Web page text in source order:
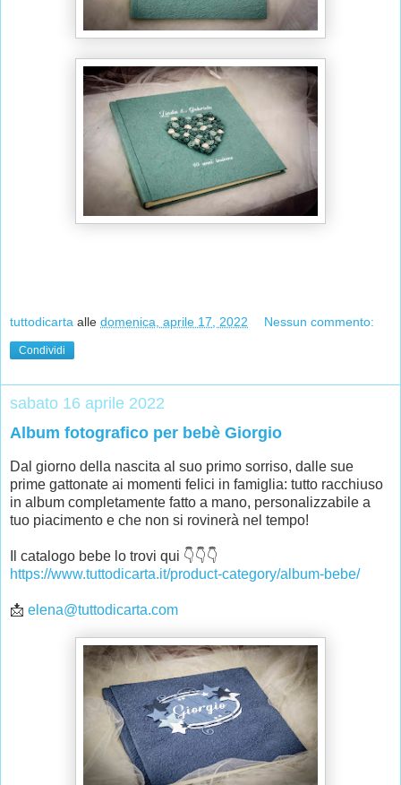
tuttodicarta alle domenica, aprile 17, 2022 Nessun commento:
Condividi
sabato 16 aprile 2022
Album fotografico per bebè Giorgio
Dal giorno della nascita al suo primo sorriso, dalle sue
prime gattonate ai momenti felici in famiglia: tutto racchiuso
in album completamente fatto a mano, personalizzabile a
tuo piacimento e che non si rovinerà nel tempo!
Il catalogo bebe lo trovi qui 👇👇👇
https://www.tuttodicarta.it/product-category/album-bebe/
📩 elena@tuttodicarta.com